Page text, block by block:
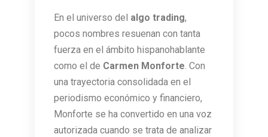
En el universo del algo trading,
pocos nombres resuenan con tanta
fuerza en el ámbito hispanohablante
como el de Carmen Monforte. Con
una trayectoria consolidada en el
periodismo económico y financiero,
Monforte se ha convertido en una voz
autorizada cuando se trata de analizar